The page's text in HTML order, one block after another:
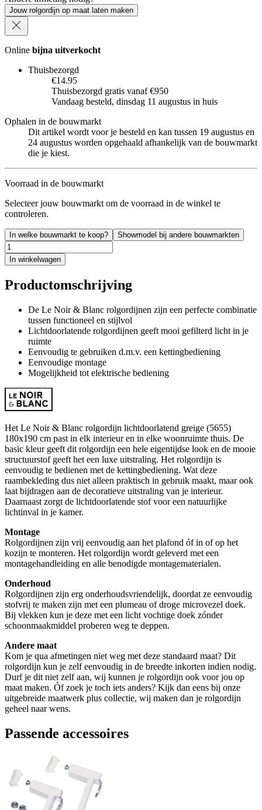
Jouw rolgordijn op maat laten maken
Online bijna uitverkocht
Thuisbezorgd
€14.95
Thuisbezorgd gratis vanaf €950
Vandaag besteld, dinsdag 11 augustus in huis
Ophalen in de bouwmarkt
Dit artikel wordt voor je besteld en kan tussen 19 augustus en
24 augustus worden opgehaald afhankelijk van de bouwmarkt
die je kiest.
Voorraad in de bouwmarkt
Selecteer jouw bouwmarkt om de voorraad in de winkel te
controleren.
In welke bouwmarkt te koop? Showmodel bij andere bouwmarkten
In winkelwagen
Productomschrijving
De Le Noir & Blanc rolgordijnen zijn een perfecte combinatie
tussen functioneel en stijlvol
Lichtdoorlatende rolgordijnen geeft mooi gefilterd licht in je
ruimte
Eenvoudig te gebruiken d.m.v. een kettingbediening
Eenvoudige montage
Mogelijkheid tot elektrische bediening
Het Le Noir & Blanc rolgordijn lichtdoorlatend greige (5655)
180x190 cm past in elk interieur en in elke woonruimte thuis. De
basic kleur geeft dit rolgordijn een hele eigentijdse look en de mooie
structuurstof geeft het een luxe uitstraling. Het rolgordijn is
eenvoudig te bedienen met de kettingbediening. Wat deze
raambekleding dus niet alleen praktisch in gebruik maakt, maar ook
laat bijdragen aan de decoratieve uitstraling van je interieur.
Daarnaast zorgt de lichtdoorlatende stof voor een natuurlijke
lichtinval in je kamer.
Montage
Rolgordijnen zijn vrij eenvoudig aan het plafond óf in of op het
kozijn te monteren. Het rolgordijn wordt geleverd met een
montagehandleiding en alle benodigde montagematerialen.
Onderhoud
Rolgordijnen zijn erg onderhoudsvriendelijk, doordat ze eenvoudig
stofvrij te maken zijn met een plumeau of droge microvezel doek.
Bij vlekken kun je deze met een licht vochtige doek zónder
schoonmaakmiddel proberen weg te deppen.
Andere maat
Kom je qua afmetingen niet weg met deze standaard maat? Dit
rolgordijn kun je zelf eenvoudig in de breedte inkorten indien nodig.
Durf je dit niet zelf aan, wij kunnen je rolgordijn ook voor jou op
maat maken. Óf zoek je toch iets anders? Kijk dan eens bij onze
uitgebreide maatwerk plus collectie, wij maken dan je rolgordijn
geheel naar wens.
Passende accessoires